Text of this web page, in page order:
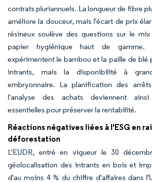
contrats pluriannuels. La longueur de fibre
améliore la douceur, mais l'écart de prix
résineux soulève des questions sur le
papier hygiénique haut de gamme.
expérimentent le bambou et la paille de blé
intrants, mais la disponibilité à
embryonnaire. La planification des
l'analyse des achats deviennent
essentielles pour préserver la rentabilité.
Réactions négatives liées à l'ESG en
déforestation
L'EUDR, entré en vigueur le 30
géolocalisation des intrants en bois et
d'au moins 4 % du chiffre d'affaires dans